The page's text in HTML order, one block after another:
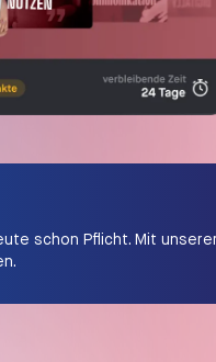
schon Pflicht. Mit